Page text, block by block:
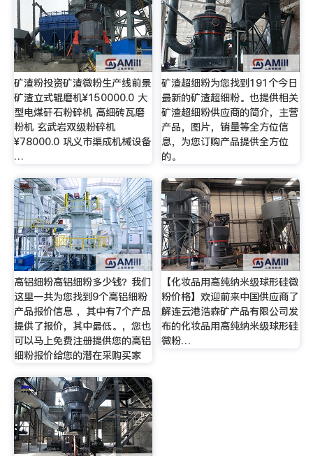
矿渣粉投资矿渣微粉生产线前景
矿渣立式辊磨机¥150000.0 大
型电煤矸石粉碎机 高细砖瓦磨
粉机 玄武岩双级粉碎机
¥78000.0 巩义市渠成机械设备
…
矿渣超细粉为您找到191个今日
最新的矿渣超细粉。也提供相关
矿渣超细粉供应商的简介，主营
产品，图片，销量等全方位信
息，为您订购产品提供全方位
的。
高铝细粉高铝细粉多少钱？我们
这里一共为您找到9个高铝细粉
产品报价信息 ，其中有7个产品
提供了报价，其中最低。，您也
可以马上免费注册提供您的高铝
细粉报价给您的潜在采购买家
【化妆品用高纯纳米级球形硅微
粉价格】欢迎前来中国供应商了
解连云港浩森矿产品有限公司发
布的化妆品用高纯纳米级球形硅
微粉…